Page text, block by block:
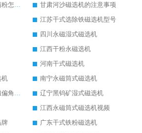
湖南顺流磁选机跑铁精粉怎么处理
甘肃河沙磁选机的注意事项
江苏干式选除铁磁选机型号
四川永磁湿式磁选机
江西干粉永磁选机
河南干式磁选机
机
南宁永磁筒式磁选机
山东永磁筒式磁选机磁偏角怎么调整
辽宁黑钨矿湿式磁选机
江西永磁筒式磁选机视频
广东干式铁粉磁选机